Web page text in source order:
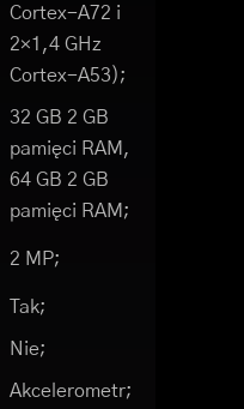
Cortex-A72 i
2×1,4 GHz
Cortex-A53);
32 GB 2 GB
pamięci RAM,
64 GB 2 GB
pamięci RAM;
2 MP;
Tak;
Nie;
Akcelerometr;